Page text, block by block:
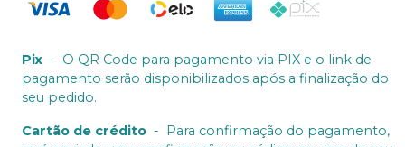
Pix - O QR Code para pagamento via PIX e o link de
pagamento serão disponibilizados após a finalização do
seu pedido.
Cartão de crédito -
Para confirmação do pagamento,